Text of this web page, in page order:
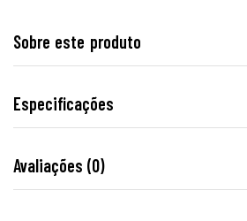
Sobre este produto
Especificações
Avaliações (0)